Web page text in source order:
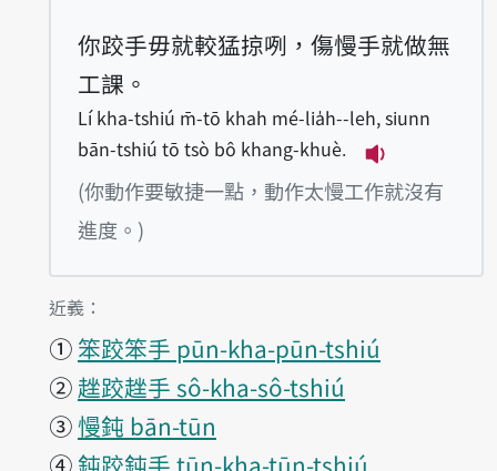
你跤手毋就較猛掠咧，傷慢手就做無
工課。
Lí kha-tshiú m̄-tō khah mé-lia̍h--leh, siunn
bān-tshiú tō tsò bô khang-khuè.
播放例句Lí
(你動作要敏捷一點，動作太慢工作就沒有
進度。)
第1項釋義的
近義：
① 笨跤笨手 pūn-kha-pūn-tshiú
② 趖跤趖手 sô-kha-sô-tshiú
③慢鈍 bān-tūn
④ 鈍跤鈍手 tūn-kha-tūn-tshiú